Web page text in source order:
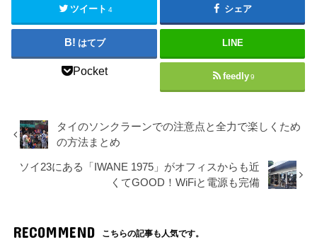
ツイート 4 シェア
はてブ LINE
Pocket feedly 9
タイのソンクラーンでの注意点と全力で楽しくため
の方法まとめ
ソイ23にある「IWANE 1975」がオフィスからも近
くてGOOD！WiFiと電源も完備
RECOMMEND こちらの記事も人気です。